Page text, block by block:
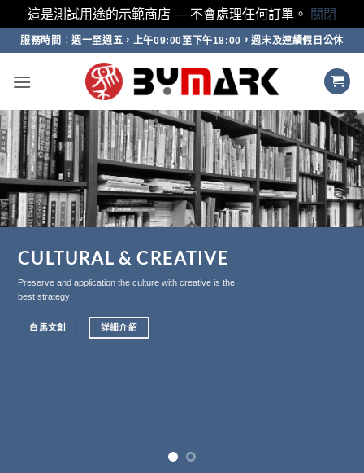
這是測試用途的示範商店 — 不會處理任何訂單。
關閉
Skip
content
服務時間：週一至週五，上午09:00至下午18:00，週末及連續假日公休
& CREATIVE
and application the culture with creative is the
詳細介紹